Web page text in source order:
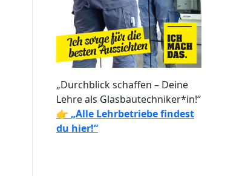
„Durchblick schaffen – Deine
Lehre als Glasbautechniker*in!“
👉 „Alle Lehrbetriebe findest
du hier!“